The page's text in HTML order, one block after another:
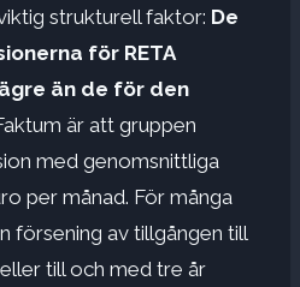
strukturell faktor: De
för RETA
än de för den
är att gruppen
med genomsnittliga
per månad. För många
försening av tillgången till
till och med tre år